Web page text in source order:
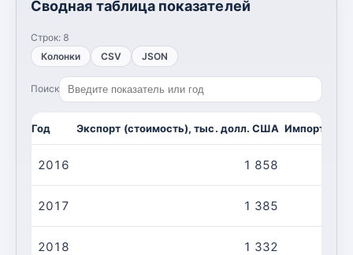
Сводная таблица показателей
Строк: 8
Колонки
CSV JSON
Поиск
Год Экспорт (стоимость), тыс. долл. США Импорт
2016 1 858
2017 1 385
2018 1 332